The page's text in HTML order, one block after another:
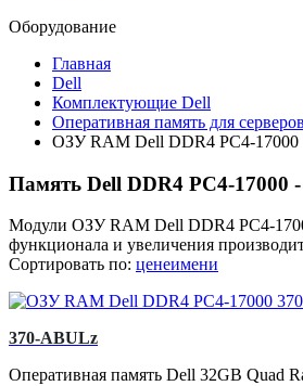
Оборудование
Главная
Dell
Комплектующие Dell
Оперативная память для
ОЗУ RAM Dell DDR4 PC4-17000
Память Dell DDR4 PC4-17000
Модули ОЗУ RAM Dell DDR4 PC4-
функционала и увеличения
Сортировать по: ценеимени
370-ABULz
Оперативная память Dell 32GB Quad